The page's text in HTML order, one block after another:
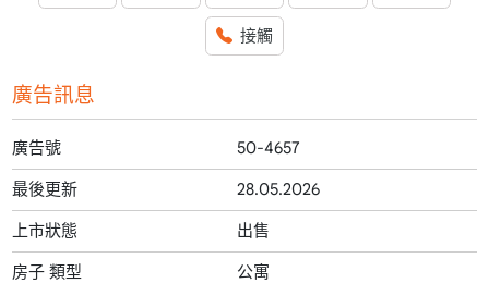
接觸
廣告訊息
廣告號 50-4657
最後更新 28.05.2026
上市狀態 出售
房子 類型 公寓